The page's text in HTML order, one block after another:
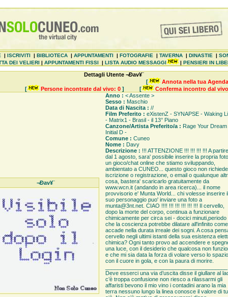
| ISCRIVITI| BIBLIOTECA| APPUNTAMENTI| FOTOGRAFIE | TAVERNA| DINASTIE |
DEI VELIERI | APPUNTAMENTI FISSI | LISTA AUDIO MESSAGGI | PENSIERI IN
Dettagli Utente ¬Ðav¥¨
[
Annota nella tua
[
Persone incontrate dal vivo: 0 ] [ Conferma incontro dal
¬Ðav¥¨
Anno : < Assente >
Sesso : Maschio
Data di Nascita : //
Film Preferito : eXistenZ - SYNAPSE - Waking
- Matrix1 - Brasil - il 13° Piano
Canzone/Artista Preferito/a : Rage Your Dream
Initial D -
Comune : Cuneo
Nome : Davy
Descrizione : !!! ATTENZIONE !!! !!! !!! !!! A partire
dal 1 agosto, sara' possibile inserire la propria
un gioco/chat online che stiamo sviluppando,
ambientato a CUNEO... questo gioco non
iscrizione o registrazione, o email o qualunque
cosa, bastera' scaricarlo gratuitamente da
www.wcn.it (andando in area ricerca)... il nome
provvisorio e' Munta World... chi volesse inserire il
suo personaggio puo' inviare una foto a
munta@3nt.net. CIAO !!!! !!! !!! !!! !!! !!! Il cervello,
dopo la morte del corpo, continua a funzionare
chimicamente per circa sei - docici minuti,periodo
che la coscienza potrebbe dilatare all'infinito
accade nella durata irreale dei sogni. A cosa
cervello negli ultimi istanti della sua esistenza
chimica? Ogni tanto provo ad accendere e
una luce, con il desiderio che qualcosa non
e che mi sia data la forza di volare verso lo spazio,
con il cuore in gola, e con la paura di morire.
Deve esserci una via d’uscita disse il giullare al
c’è troppa confusione non riesco a rilassarmi gli
affaristi bevono il mio vino i contadini arano la mia
terra nessuno lungo la linea conosce il valore di